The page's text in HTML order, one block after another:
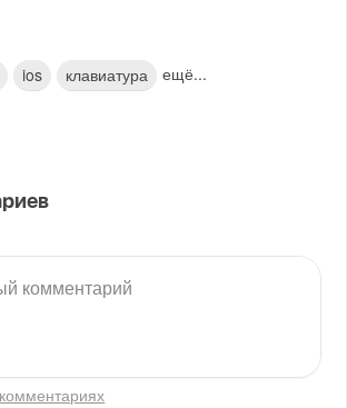
ios клавиатура ещё...
комментариях